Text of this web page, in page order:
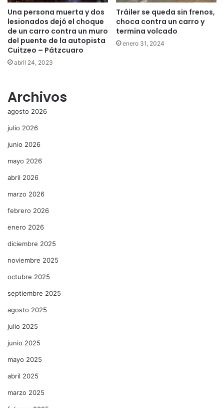
Una persona muerta y dos
lesionados dejó el choque
de un carro contra un muro
del puente de la autopista
Cuitzeo – Pátzcuaro
abril 24, 2023
Tráiler se queda sin frenos,
choca contra un carro y
termina volcado
enero 31, 2024
Archivos
agosto 2026
julio 2026
junio 2026
mayo 2026
abril 2026
marzo 2026
febrero 2026
enero 2026
diciembre 2025
noviembre 2025
octubre 2025
septiembre 2025
agosto 2025
julio 2025
junio 2025
mayo 2025
abril 2025
marzo 2025